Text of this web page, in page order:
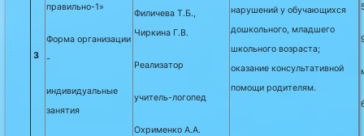
3
правильно-1»
Форма организации
-
индивидуальные
занятия
Филичева Т.Б.,
Чиркина Г.В.
Реализатор
учитель-логопед
Охрименко А.А.
нарушений у обучающихся
дошкольного, младшего
школьного возраста;
оказание консультативной
помощи родителям.